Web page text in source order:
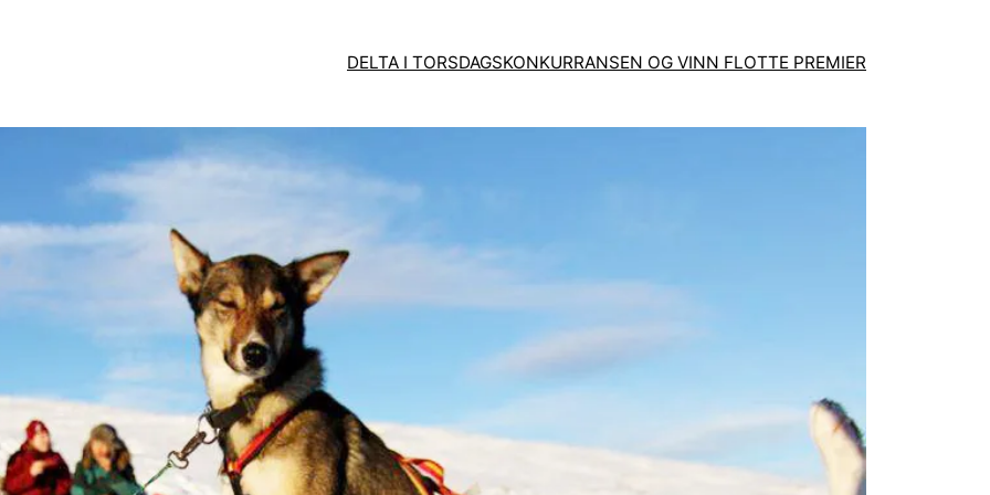
DELTA I TORSDAGSKONKURRANSEN OG VINN FLOTTE PREMIER